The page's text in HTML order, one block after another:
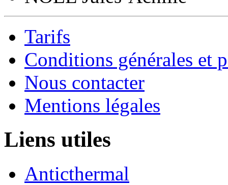
Tarifs
Conditions générales et
Nous contacter
Mentions légales
Liens utiles
Anticthermal